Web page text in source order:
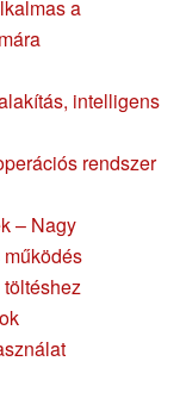
a
intelligens
rendszer
– Nagy